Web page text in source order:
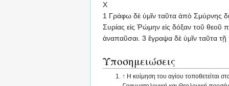
X
1 Γράφω δὲ ὑμῖν ταῦτα ἀπὸ Σμύρνης
Συρίας εἰς Ῥώμην εἰς δόξαν τοῦ θεοῦ
ἀναπαῦσαι. 3 ἔγραψα δὲ ὑμῖν ταῦτα
Υποσημειώσεις
↑ Η κοίμηση του αγίου τοποθετείται